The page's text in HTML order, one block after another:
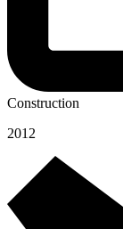
Construction
2012